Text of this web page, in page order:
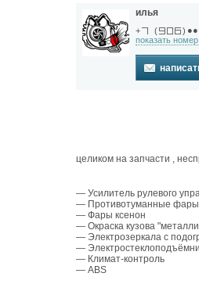
илья
+ ( )
показать номер
целиком на запчасти ,
— Усилитель рулевого
— Противотуманные фары
— Фары ксенон
— Окраска кузова
— Электрозеркала с
—
— Климат-контроль
— ABS